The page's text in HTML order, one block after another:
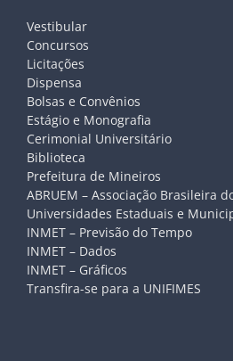
Vestibular
Concursos
Licitações
Dispensa
Bolsas e Convênios
Estágio e Monografia
Cerimonial Universitário
Biblioteca
Prefeitura de Mineiros
ABRUEM – Associação Brasileira
Universidades Estaduais e
INMET – Previsão do Tempo
INMET – Dados
INMET – Gráficos
Transfira-se para a UNIFIMES